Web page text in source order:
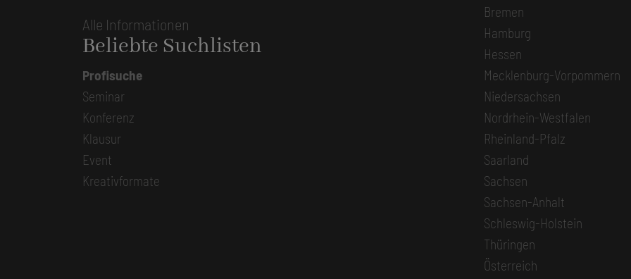
Alle Informationen
Beliebte Suchlisten
Profisuche
Seminar
Konferenz
Klausur
Event
Kreativformate
Bremen
Hamburg
Hessen
Mecklenburg-Vorpommern
Niedersachsen
Nordrhein-Westfalen
Rheinland-Pfalz
Saarland
Sachsen
Sachsen-Anhalt
Schleswig-Holstein
Thüringen
Österreich